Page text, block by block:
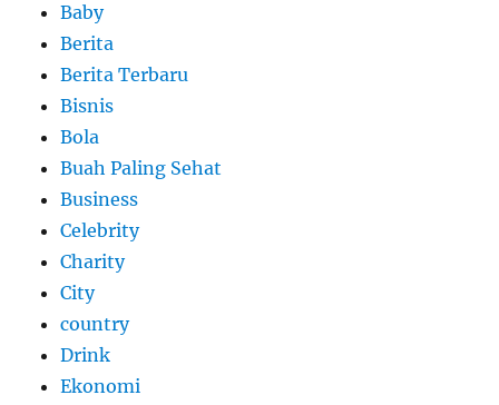
Baby
Berita
Berita Terbaru
Bisnis
Bola
Buah Paling Sehat
Business
Celebrity
Charity
City
country
Drink
Ekonomi